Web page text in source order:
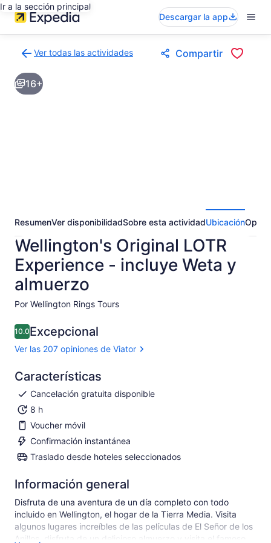
Ir a la sección principal
Descargar la app
Ver todas las actividades
a
la
página
Compartir
16+
ResumenVer disponibilidadSobre esta actividadUbicación
Wellington's Original LOTR
Experience - incluye Weta y
almuerzo
Por Wellington Rings Tours
10.010.0 de 10
Excepcional
Ver las 207 opiniones de Viator
Características
Cancelación gratuita disponible
8 h
Voucher móvil
Confirmación instantánea
Traslado desde hoteles seleccionados
Información general
Disfruta de una aventura de un día completo con todo
incluido en Wellington, el hogar de la Tierra Media. Visita
algunos lugares increíbles de las películas de El Señor de los
Anillos, disfruta de un delicioso almuerzo y visita el famoso